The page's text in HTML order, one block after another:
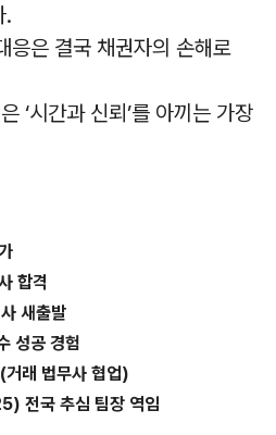
.
응은 결국 채권자의 손해로
‘시간과 신뢰’를 아끼는 가장
합격
새출발
성공 경험
거래 법무사 협업)
전국 추심 팀장 역임